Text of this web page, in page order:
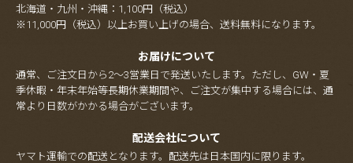
北海道・九州・沖縄：1,100円（税込）
※11,000円（税込）以上お買い上げの場合、送料無料になります。
お届けについて
通常、ご注文日から2～3営業日で発送いたします。ただし、GW・夏
季休暇・年末年始等長期休業期間や、ご注文が集中する場合には、通
常より日数がかかる場合がございます。
配送会社について
ヤマト運輸での配送となります。配送先は日本国内に限ります。